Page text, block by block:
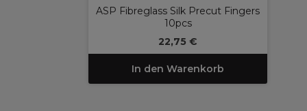
ASP Fibreglass Silk Precut Fingers
10pcs
22,75 €
In den Warenkorb